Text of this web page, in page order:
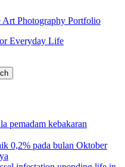
Photography Portfolio
Everyday Life
pemadam kebakaran
0,2% pada bulan Oktober